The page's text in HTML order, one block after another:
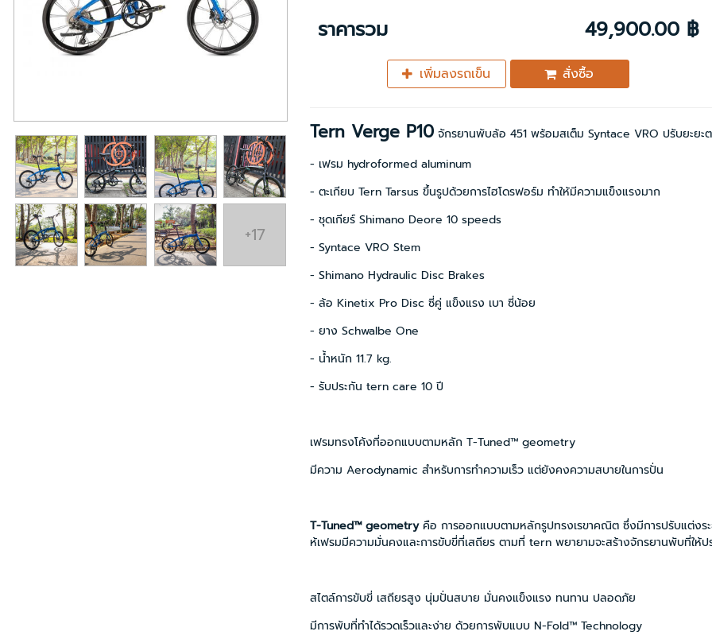
+17
ราคารวม 49,900.00 ฿
เพิ่มลงรถเข็น สั่งซื้อ
Tern Verge P10จักรยานพับล้อ 451 พร้อมสเต็ม Syntace VRO ปรับยะยะ
- เฟรม hydroformed aluminum
- ตะเกียบ Tern Tarsus ขึ้นรูปด้วยการไฮโดรฟอร์ม ทำให้มีความแข็งแรงมาก
- ชุดเกียร์ Shimano Deore 10 speeds
- Syntace VRO Stem
- Shimano Hydraulic Disc Brakes
- ล้อ Kinetix Pro Disc ซี่คู่ แข็งแรง เบา ซี่น้อย
- ยาง Schwalbe One
- น้ำหนัก 11.7 kg.
- รับประกัน tern care 10 ปี
เฟรมทรงโค้งที่ออกแบบตามหลัก T-Tuned™ geometry
มีความ Aerodynamic สำหรับการทำความเร็ว แต่ยังคงความสบายในการปั่น
T-Tuned™ geometryคือ การออกแบบตามหลักรูปทรงเรขาคณิต ซึ่งมีการปรับแต่งร
ห้เฟรมมีความมั่นคงและการขับขี่ที่เสถียร ตามที่ tern พยายามจะสร้างจักรยานพับที่ให้
สไตล์การขับขี่ เสถียรสูง นุ่มปั่นสบาย มั่นคงแข็งแรง ทนทาน ปลอดภัย
มีการพับที่ทำได้รวดเร็วและง่าย ด้วยการพับแบบ N-Fold™ Technology